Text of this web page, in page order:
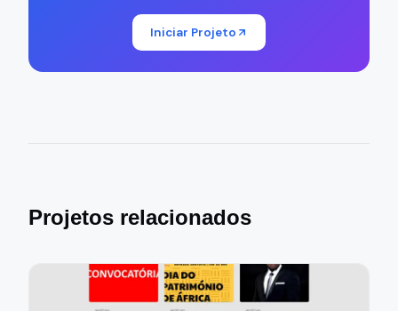
Iniciar Projeto
Projetos relacionados